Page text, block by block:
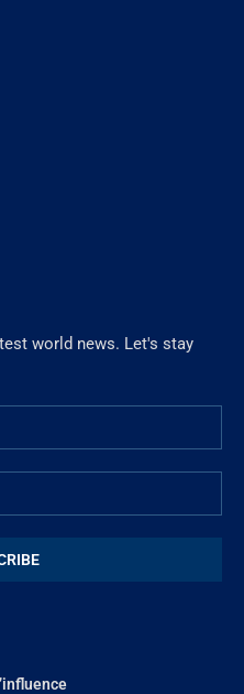
world news. Let's stay